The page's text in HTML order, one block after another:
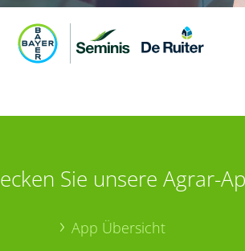
Sie unsere Agrar-
App Übersicht